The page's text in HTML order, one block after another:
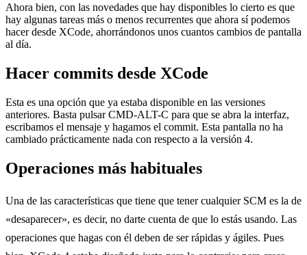
Ahora bien, con las novedades que hay disponibles lo cierto es que
hay algunas tareas más o menos recurrentes que ahora sí podemos
hacer desde XCode, ahorrándonos unos cuantos cambios de pantalla
al día.
Hacer commits desde XCode
Esta es una opción que ya estaba disponible en las versiones
anteriores. Basta pulsar CMD-ALT-C para que se abra la interfaz,
escribamos el mensaje y hagamos el commit. Esta pantalla no ha
cambiado prácticamente nada con respecto a la versión 4.
Operaciones más habituales
Una de las características que tiene que tener cualquier SCM es la de
«desaparecer», es decir, no darte cuenta de que lo estás usando. Las
operaciones que hagas con él deben de ser rápidas y ágiles. Pues